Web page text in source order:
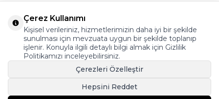
Çerez Kullanımı
Kişisel verileriniz, hizmetlerimizin daha iyi bir şekilde
sunulması için mevzuata uygun bir şekilde toplanıp
işlenir. Konuyla ilgili detaylı bilgi almak için Gizlilik
Politikamızı inceleyebilirsiniz.
Çerezleri Özelleştir
Hepsini Reddet